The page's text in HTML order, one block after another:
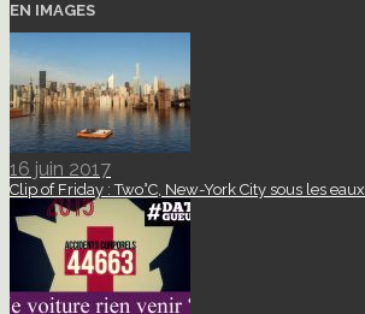
EN IMAGES
16 juin 2017
Clip of Friday : Two°C, New-York City sous les eaux.